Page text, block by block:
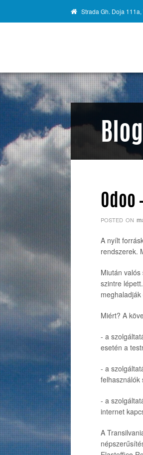
Strada Gh. Doja
Blog
Odoo
POSTED ON
A nyílt
rendszerek.
Miután
szintre
Miért? A
- a
esetén a
- a
felhasználók
- a
internet
A